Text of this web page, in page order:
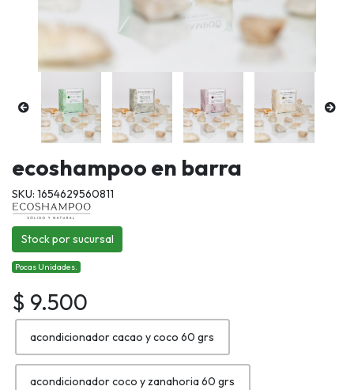
ecoshampoo en barra
SKU: 1654629560811
Stock por sucursal
Pocas Unidades.
$ 9.500
acondicionador cacao y coco 60 grs
acondicionador coco y zanahoria 60 grs